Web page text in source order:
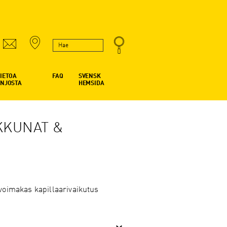
FAQ
SVENSK
HEMSIDA
&
kapillaarivaikutus